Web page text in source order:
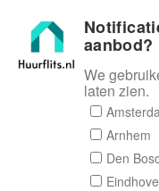
aanbod?
We
laten zien.
Arnhem
Den